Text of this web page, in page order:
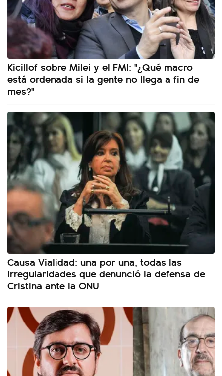
Kicillof sobre Milei y el FMI: "¿Qué macro
está ordenada si la gente no llega a fin de
mes?"
Causa Vialidad: una por una, todas las
irregularidades que denunció la defensa de
Cristina ante la ONU